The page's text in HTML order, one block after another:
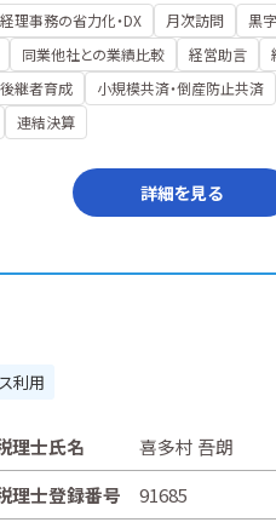
経理事務の省力化・DX 月次訪問 黒
同業他社との業績比較 経営助言
後継者育成 小規模共済・倒産防止共済
連結決算
詳細を見る
利用
理士氏名
喜多村 吾朗
理士登録番号
91685